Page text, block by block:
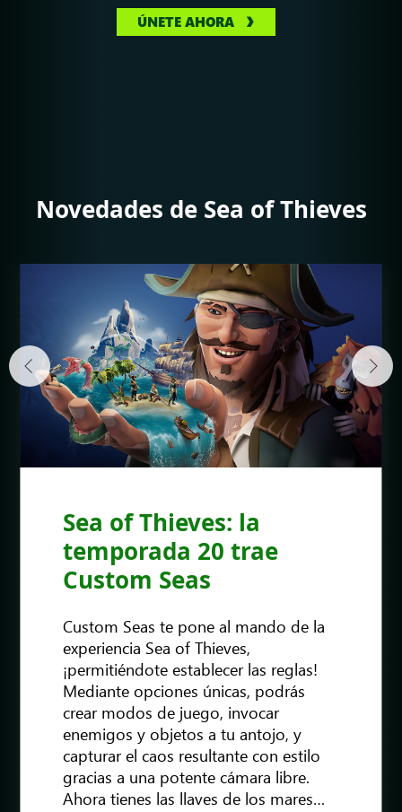
ÚNETE AHORA
Novedades de Sea of Thieves
Sea of ​​Thieves: la
temporada 20 trae
Custom Seas
Custom Seas te pone al mando de la
experiencia Sea of ​​Thieves,
¡permitiéndote establecer las reglas!
Mediante opciones únicas, podrás
crear modos de juego, invocar
enemigos y objetos a tu antojo, y
capturar el caos resultante con estilo
gracias a una potente cámara libre.
Ahora tienes las llaves de los mares…
VER MÁS INFORMACIÓN
CONSÍGUELO AHORA